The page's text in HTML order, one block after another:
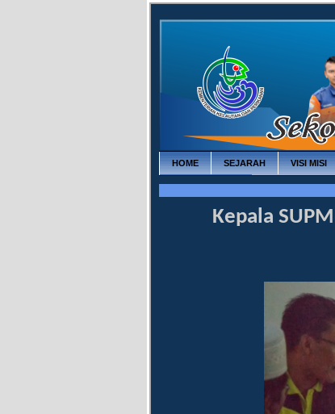
HOME SEJARAH VISI MISI
INFO TERBARU
Kepala